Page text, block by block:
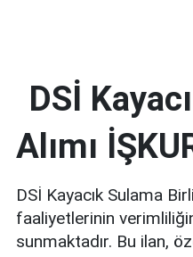
DSİ
Alımı
DSİ Kayacık Sulama
faaliyetlerinin
sunmaktadır. Bu ilan,